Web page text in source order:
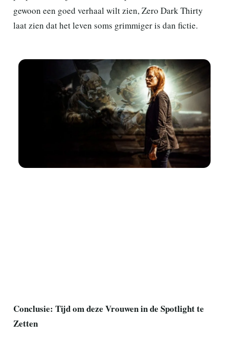
gewoon een goed verhaal wilt zien, Zero Dark Thirty
laat zien dat het leven soms grimmiger is dan fictie.
Conclusie: Tijd om deze Vrouwen in de Spotlight te
Zetten